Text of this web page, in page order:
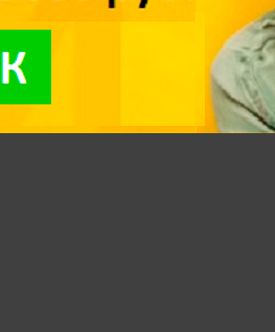
+ В корзину -